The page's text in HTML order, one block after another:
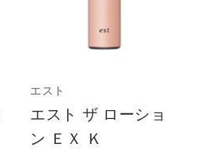
エスト
エスト ザ ローショ
ン ＥＸ Ｋ